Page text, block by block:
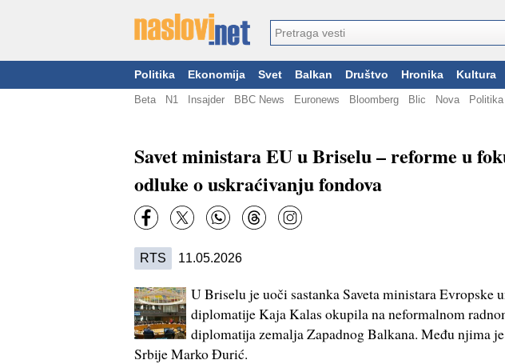
Politika Ekonomija Svet Balkan Društvo Hronika Kultura
Beta N1 Insajder BBC News Euronews Bloomberg Blic Nova Politika
Savet ministara EU u Briselu – reforme u
odluke o uskraćivanju fondova
RTS 11.05.2026
U Briselu je uoči sastanka Saveta ministara Evropske
diplomatije Kaja Kalas okupila na neformalnom
diplomatija zemalja Zapadnog Balkana. Među njima
Srbije Marko Đurić.